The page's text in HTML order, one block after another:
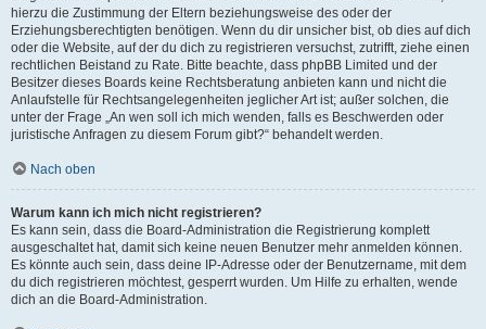
hierzu die Zustimmung der Eltern beziehungsweise des oder der
Erziehungsberechtigten benötigen. Wenn du dir unsicher bist, ob dies auf dich
oder die Website, auf der du dich zu registrieren versuchst, zutrifft, ziehe einen
rechtlichen Beistand zu Rate. Bitte beachte, dass phpBB Limited und der
Besitzer dieses Boards keine Rechtsberatung anbieten kann und nicht die
Anlaufstelle für Rechtsangelegenheiten jeglicher Art ist; außer solchen, die
unter der Frage „An wen soll ich mich wenden, falls es Beschwerden oder
juristische Anfragen zu diesem Forum gibt?“ behandelt werden.
Nach oben
Warum kann ich mich nicht registrieren?
Es kann sein, dass die Board-Administration die Registrierung komplett
ausgeschaltet hat, damit sich keine neuen Benutzer mehr anmelden können.
Es könnte auch sein, dass deine IP-Adresse oder der Benutzername, mit dem
du dich registrieren möchtest, gesperrt wurden. Um Hilfe zu erhalten, wende
dich an die Board-Administration.